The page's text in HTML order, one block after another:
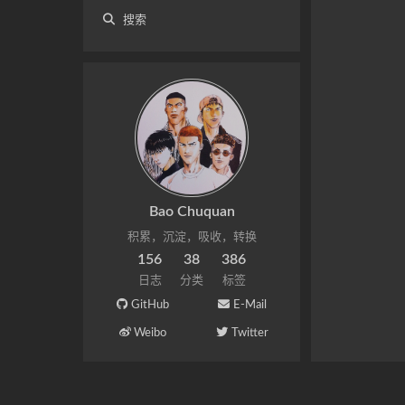
搜索
Bao Chuquan
积累，沉淀，吸收，转换
156
日志
38
分类
386
标签
GitHub E-Mail
Weibo Twitter